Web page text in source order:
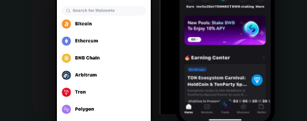
Português (Portugal)
Bahasa Indonesia